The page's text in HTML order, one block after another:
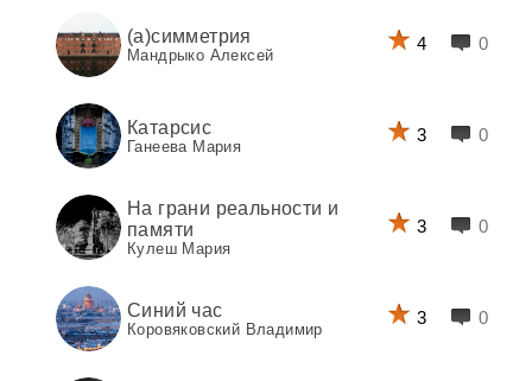
(а)симметрия
Мандрыко Алексей
4 0
Катарсис
Ганеева Мария
3 0
На грани реальности и
памяти
Кулеш Мария
3 0
Синий час
Коровяковский Владимир
3 0